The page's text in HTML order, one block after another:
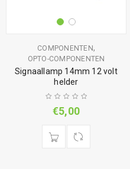
COMPONENTEN,
OPTO-COMPONENTEN
Signaallamp 14mm 12 volt
helder
€5,00